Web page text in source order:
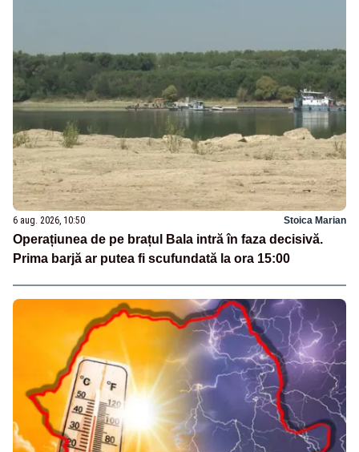
6 aug. 2026, 10:50 Stoica Marian
Operațiunea de pe brațul Bala intră în faza decisivă.
Prima barjă ar putea fi scufundată la ora 15:00